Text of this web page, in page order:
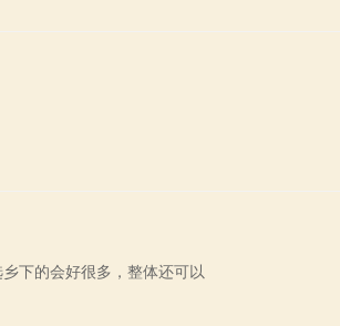
下的会好很多，整体还可以